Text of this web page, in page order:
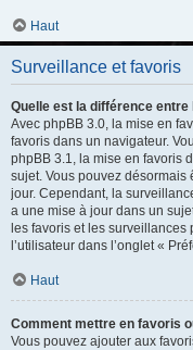
Haut
Surveillance et favoris
Quelle est la différence
Avec phpBB 3.0, la mise en
favoris dans un navigateur.
phpBB 3.1, la mise en favoris
sujet. Vous pouvez désormais
jour. Cependant, la
a une mise à jour dans un
les favoris et les
l’utilisateur dans l’onglet «
Haut
Comment mettre en favoris
Vous pouvez ajouter aux